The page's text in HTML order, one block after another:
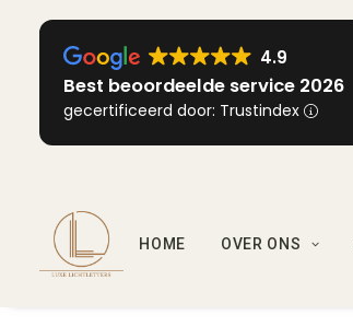
4.9
Best beoordeelde service 2026
gecertificeerd door: Trustindex
HOME OVER ONS